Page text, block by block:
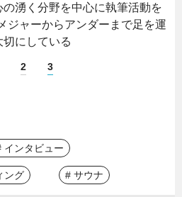
湧く分野を中心に執筆活動を
ジャーからアンダーまで足を運
にしている
2 3
インタビュー
ング # サウナ